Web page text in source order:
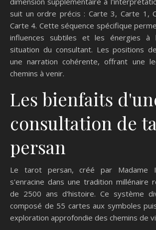
suit un ordre précis : Carte 3, Carte 1,
Carte 4. Cette séquence spécifique
influences subtiles et les énergies à
situation du consultant. Les positions
une narration cohérente, offrant une
chemins à venir.
Les bienfaits
consultation de
persan
Le tarot persan, créé par Madame
s'enracine dans une tradition millénaire
de 2500 ans d'histoire. Ce système
composé de 55 cartes aux symboles
exploration approfondie des chemins de